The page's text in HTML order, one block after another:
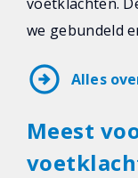
we gebundeld
arrow_circle_right Alles
Meest